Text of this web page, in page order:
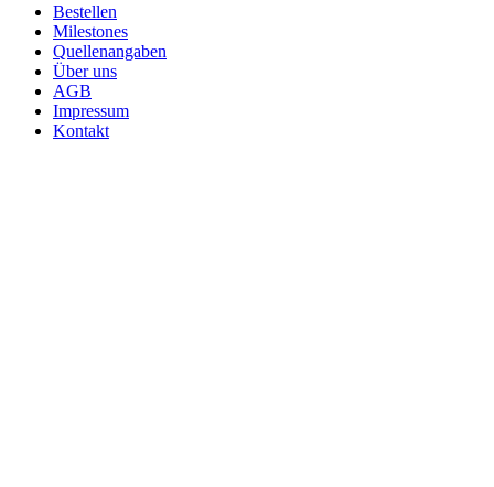
Bestellen
Milestones
Quellenangaben
Über uns
AGB
Impressum
Kontakt